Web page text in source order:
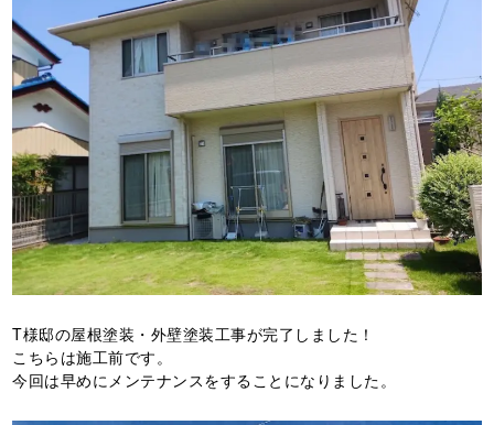
T様邸の屋根塗装・外壁塗装工事が完了しました！
こちらは施工前です。
今回は早めにメンテナンスをすることになりました。